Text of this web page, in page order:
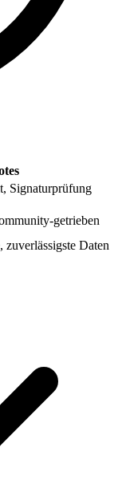
Signaturprüfung
getrieben
Daten